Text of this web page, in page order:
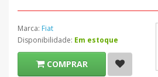
Marca: Fiat
Disponibilidade: Em estoque
COMPRAR